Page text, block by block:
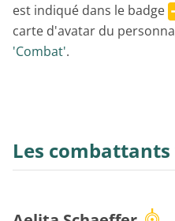
est indiqué dans le badge
carte d'avatar du
'Combat'.
Les